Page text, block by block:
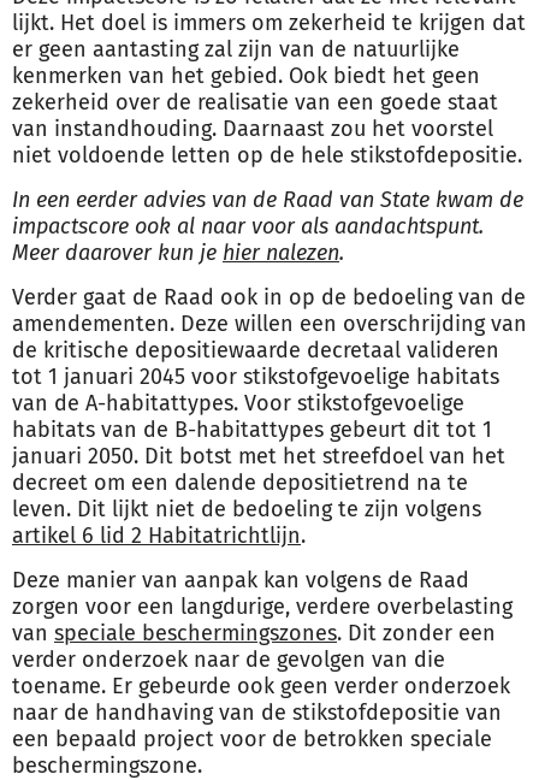
lijkt. Het doel is immers om zekerheid te krijgen dat
er geen aantasting zal zijn van de natuurlijke
kenmerken van het gebied. Ook biedt het geen
zekerheid over de realisatie van een goede staat
van instandhouding. Daarnaast zou het voorstel
niet voldoende letten op de hele stikstofdepositie.
In een eerder advies van de Raad van State kwam de
impactscore ook al naar voor als aandachtspunt.
Meer daarover kun je hier nalezen.
Verder gaat de Raad ook in op de bedoeling van de
amendementen. Deze willen een overschrijding van
de kritische depositiewaarde decretaal valideren
tot 1 januari 2045 voor stikstofgevoelige habitats
van de A-habitattypes. Voor stikstofgevoelige
habitats van de B-habitattypes gebeurt dit tot 1
januari 2050. Dit botst met het streefdoel van het
decreet om een dalende depositietrend na te
leven. Dit lijkt niet de bedoeling te zijn volgens
artikel 6 lid 2 Habitatrichtlijn.
Deze manier van aanpak kan volgens de Raad
zorgen voor een langdurige, verdere overbelasting
van speciale beschermingszones. Dit zonder een
verder onderzoek naar de gevolgen van die
toename. Er gebeurde ook geen verder onderzoek
naar de handhaving van de stikstofdepositie van
een bepaald project voor de betrokken speciale
beschermingszone.